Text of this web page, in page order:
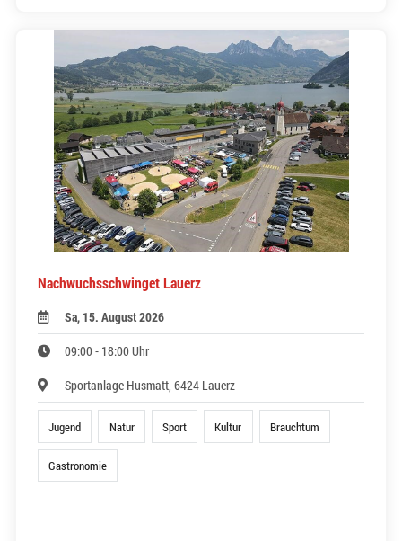
Nachwuchsschwinget Lauerz
Sa, 15. August 2026
09:00 - 18:00 Uhr
Sportanlage Husmatt, 6424 Lauerz
Jugend Natur Sport Kultur Brauchtum
Gastronomie